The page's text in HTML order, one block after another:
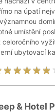
na úpatí
umístění
celoročního
ubytovací
& Hotel